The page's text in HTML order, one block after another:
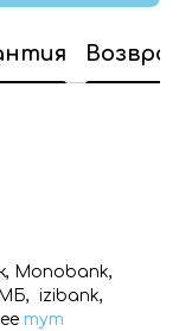
Monobank,
izibank,
тут